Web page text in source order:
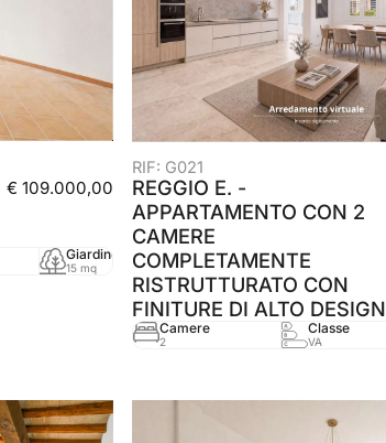
€ 109.000,00
Giardino
15 mq
mq
46 mq
RIF: G021
REGGIO E. -
APPARTAMENTO CON 2
CAMERE
COMPLETAMENTE
RISTRUTTURATO CON
FINITURE DI ALTO DESIGN
Camere
2
Classe
VA